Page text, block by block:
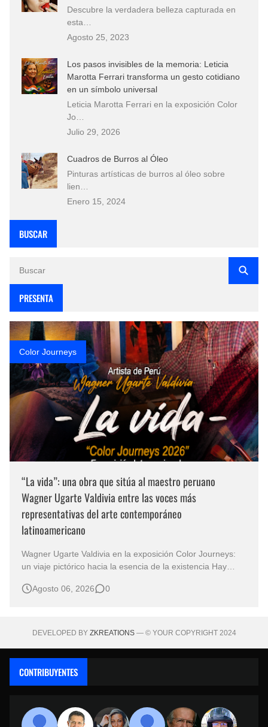
Descubre la verdadera belleza capturada en
esta…
Agosto 25, 2023
Los pasos invisibles de la memoria: Leticia
Marotta Ferrari transforma un gesto cotidiano
en un símbolo universal
Leticia Marotta Ferrari en la exposición Color
Jo…
Julio 29, 2026
Cuadros de Burros al Óleo
Pinturas artísticas de burros al óleo sobre
lien…
Enero 15, 2024
BUSCAR
PRESENTA
Color Journeys
“La vida”: una obra que sitúa al maestro peruano
Wagner Ugarte Valdivia entre las voces más
representativas del arte contemporáneo
latinoamericano
Wagner Ugarte Valdivia en la exposición Color Journeys:
un viaje pictórico hacia la esencia de la existencia Hay
aquello que permanece oculto en la conciencia humana.
Agosto 06, 2026 0
DEVELOPED BY ZKREATIONS— © YOUR COPYRIGHT 2024
CONTRIBUYENTES